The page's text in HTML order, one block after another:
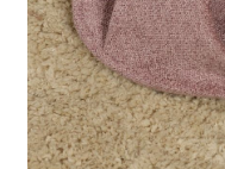
【注意事項】
１．透過由恩沛科技股份有限
易，需依本服務之必要範圍內
權轉讓予恩沛科技股份有限公
２．關於個人資料處理事宜，
３．未成年的使用者請事先徵
「AFTEE先享後付」，若未經
任。